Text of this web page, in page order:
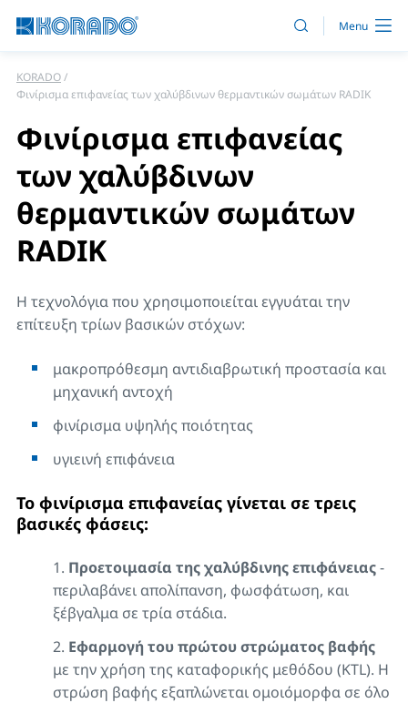
KORADO
Φινίρισμα επιφανείας των χαλύβδινων θερμαντικών σωμάτων RADIK
Φινίρισμα επιφανείας
των χαλύβδινων
θερμαντικών σωμάτων
RADIK
Η τεχνολόγια που χρησιμοποιείται εγγυάται την
επίτευξη τρίων βασικών στόχων:
μακροπρόθεσμη αντιδιαβρωτική προστασία και
μηχανική αντοχή
φινίρισμα υψηλής ποιότητας
υγιεινή επιφάνεια
Το φινίρισμα επιφανείας γίνεται σε τρεις
βασικές φάσεις:
Προετοιμασία της χαλύβδινης επιφάνειας-
περιλαβάνει απολίπανση, φωσφάτωση, και
ξέβγαλμα σε τρία στάδια.
Εφαρμογή του πρώτου στρώματος βαφής
με την χρήση της καταφορικής μεθόδου (KTL). Η
στρώση βαφής εξαπλώνεται ομοιόμορφα σε όλο